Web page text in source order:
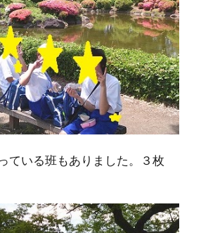
ている班もありました。３枚